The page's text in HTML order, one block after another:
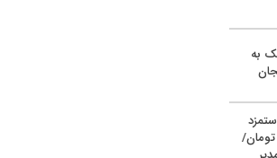
به
تومان/